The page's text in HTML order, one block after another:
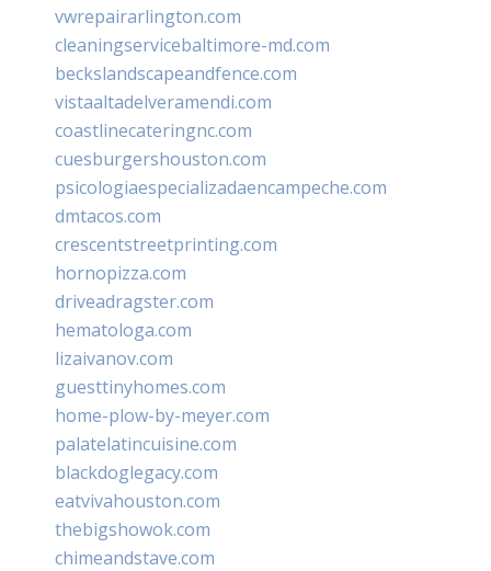
vwrepairarlington.com
cleaningservicebaltimore-md.com
beckslandscapeandfence.com
vistaaltadelveramendi.com
coastlinecateringnc.com
cuesburgershouston.com
psicologiaespecializadaencampeche.com
dmtacos.com
crescentstreetprinting.com
hornopizza.com
driveadragster.com
hematologa.com
lizaivanov.com
guesttinyhomes.com
home-plow-by-meyer.com
palatelatincuisine.com
blackdoglegacy.com
eatvivahouston.com
thebigshowok.com
chimeandstave.com